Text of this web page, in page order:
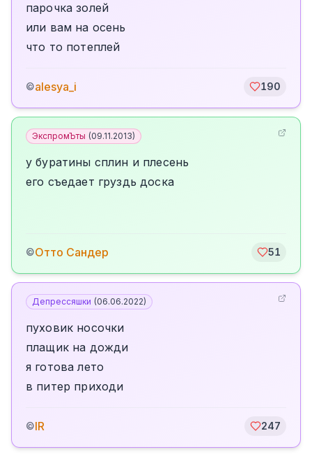
парочка золей
или вам на осень
что то потеплей
©alesya_i 190
ЭкспромЪты (09.11.2013)
у буратины сплин и плесень
его съедает груздь доска
©Отто Сандер 51
Депрессяшки (06.06.2022)
пуховик носочки
плащик на дожди
я готова лето
в питер приходи
©IR 247